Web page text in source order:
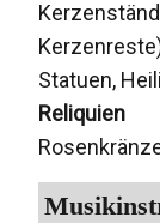
Statuen,
Reliquien